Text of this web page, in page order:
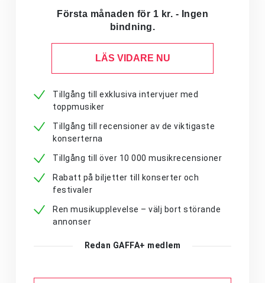
Första månaden för 1 kr. - Ingen
bindning.
LÄS VIDARE NU
Tillgång till exklusiva intervjuer med
toppmusiker
Tillgång till recensioner av de viktigaste
konserterna
Tillgång till över 10 000 musikrecensioner
Rabatt på biljetter till konserter och
festivaler
Ren musikupplevelse – välj bort störande
annonser
Redan GAFFA+ medlem